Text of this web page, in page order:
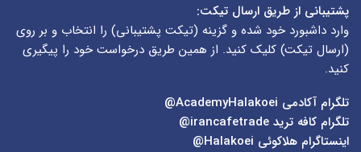
پشتیبانی از طریق ارسال تیکت:
وارد داشبورد خود شده و گزینه (تیکت پشتیبانی) را انتخاب و بر روی
(ارسال تیکت) کلیک کنید. از همین طریق درخواست خود را پیگیری
کنید.
تلگرام آکادمی
تلگرام کافه ترید irancafetrade@
اینستاگرام هلاکوئی Halakoei@